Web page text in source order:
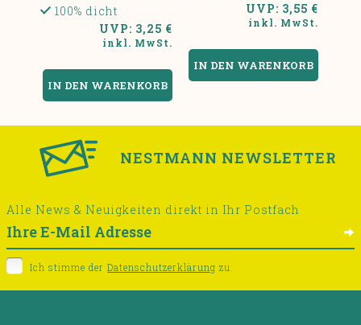
100% dicht
UVP: 3,25 €
inkl. MwSt.
UVP: 3,55 €
inkl. MwSt.
NESTMANN NEWSLETTER
Alle News & Neuigkeiten direkt in Ihr Postfach
Ich stimme derDatenschutzerklärung zu.